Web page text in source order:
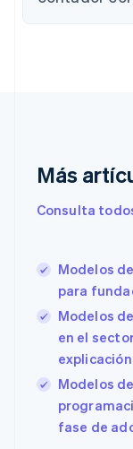
Más
Consulta
Modelos
para
Modelos
en el
Modelos
fase de
English
Eslovaquia
English
España
Español
Estados
Estonia
English
Finlandia
Francia
Français